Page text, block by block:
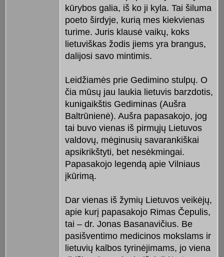
kūrybos galia, iš ko ji kyla. Tai šiluma
poeto širdyje, kurią mes kiekvienas
turime. Juris klausė vaikų, koks
lietuviškas žodis jiems yra brangus,
dalijosi savo mintimis.
Leidžiamės prie Gedimino stulpų. O
čia mūsų jau laukia lietuvis barzdotis,
kunigaikštis Gediminas (Aušra
Baltrūnienė). Aušra papasakojo, jog
tai buvo vienas iš pirmųjų Lietuvos
valdovų, mėginusių savarankiškai
apsikrikštyti, bet nesėkmingai.
Papasakojo legendą apie Vilniaus
įkūrimą.
Dar vienas iš žymių Lietuvos veikėjų,
apie kurį papasakojo Rimas Čepulis,
tai – dr. Jonas Basanavičius. Be
pasišventimo medicinos mokslams ir
lietuvių kalbos tyrinėjimams, jo viena